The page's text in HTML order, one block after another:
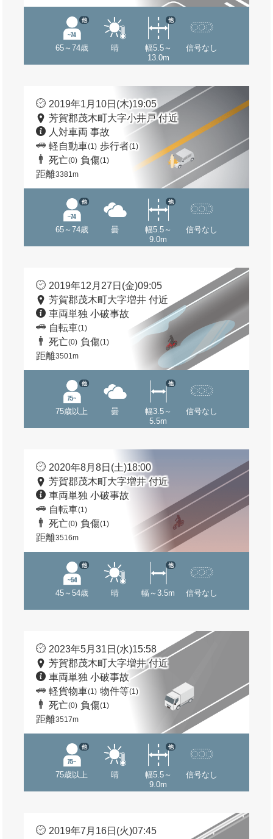
65～74歳
他
晴
幅5.5～
13.0m
他
信号なし
2019年1月10日(木)19:05
芳賀郡茂木町大字小井戸 付近
人対車両 事故
軽自動車(1) 歩行者(1)
死亡(0) 負傷(1)
距離3381m
65～74歳
他
曇
幅5.5～
9.0m
他
信号なし
2019年12月27日(金)09:05
芳賀郡茂木町大字増井 付近
車両単独 小破事故
自転車(1)
死亡(0) 負傷(1)
距離3501m
75歳以上
他
曇
幅3.5～
5.5m
他
信号なし
2020年8月8日(土)18:00
芳賀郡茂木町大字増井 付近
車両単独 小破事故
自転車(1)
死亡(0) 負傷(1)
距離3516m
45～54歳
他
晴 幅～3.5m
他
信号なし
2023年5月31日(水)15:58
芳賀郡茂木町大字増井 付近
車両単独 小破事故
軽貨物車(1) 物件等(1)
死亡(0) 負傷(1)
距離3517m
75歳以上
他
晴
幅5.5～
9.0m
他
信号なし
2019年7月16日(火)07:45